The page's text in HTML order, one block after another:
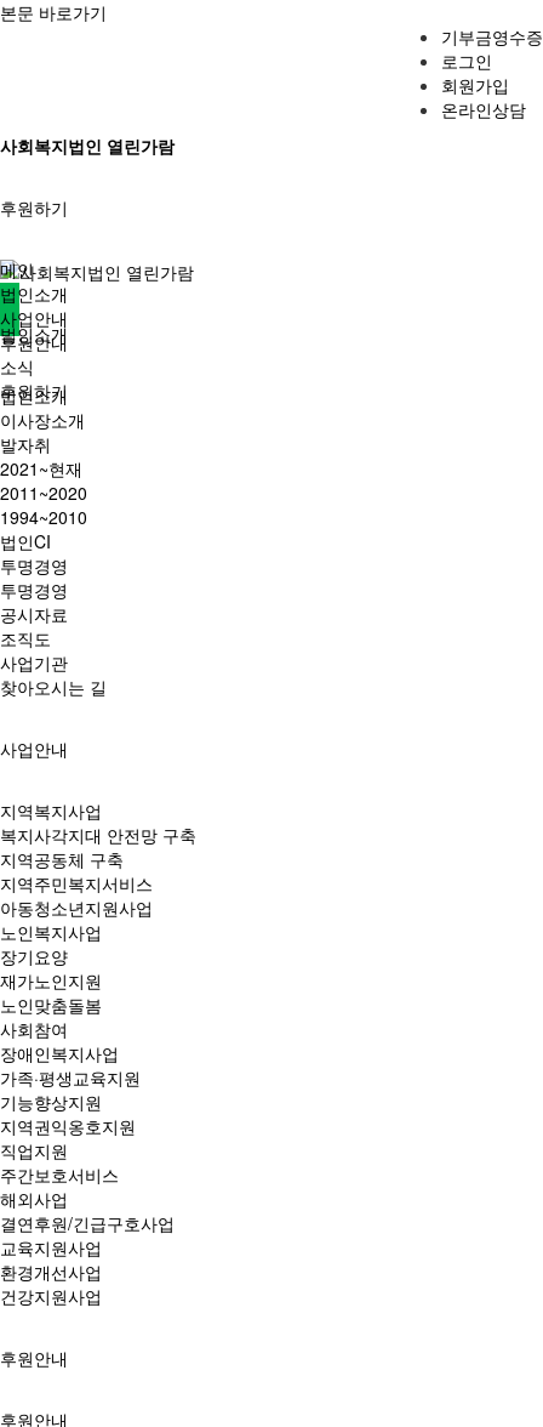
본문 바로가기
기부금영수증
로그인
회원가입
온라인상담
사회복지법인 열린가람
후원하기
법인소개
법인소개
이사장소개
발자취
2021~현재
2011~2020
1994~2010
법인CI
투명경영
투명경영
공시자료
조직도
사업기관
찾아오시는 길
사업안내
지역복지사업
복지사각지대 안전망 구축
지역공동체 구축
지역주민복지서비스
아동청소년지원사업
노인복지사업
장기요양
재가노인지원
노인맞춤돌봄
사회참여
장애인복지사업
가족·평생교육지원
기능향상지원
지역권익옹호지원
직업지원
주간보호서비스
해외사업
결연후원/긴급구호사업
교육지원사업
환경개선사업
건강지원사업
후원안내
후원안내
메인
법인소개
사업안내
후원안내
소식
후원하기